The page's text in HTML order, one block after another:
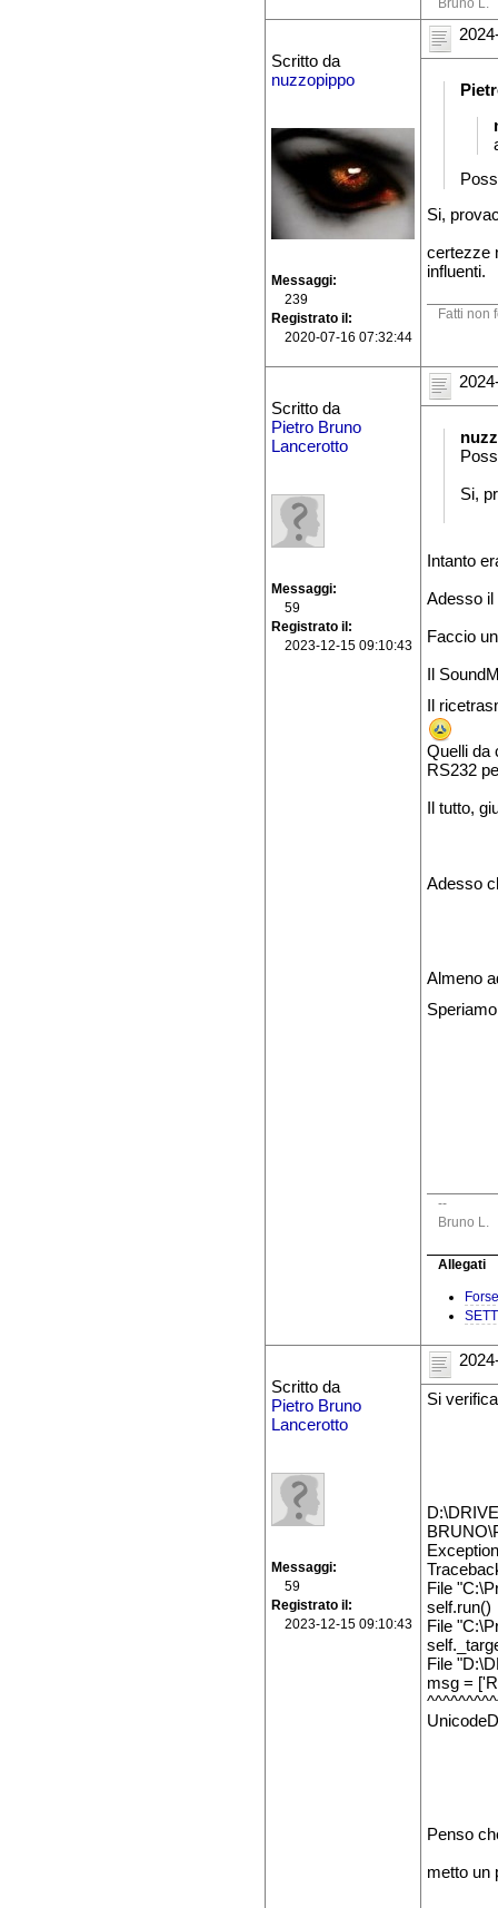
Scritto da
nuzzopippo
Messaggi
239
Registrato il
2020-07-16 07:32:44
Si,
certezze
influenti.
Fatti non
Scritto da
Pietro Bruno
Lancerotto
Messaggi
59
Registrato il
2023-12-15 09:10:43
Si,
Intanto
Adesso il
Faccio
Il
Il
Quelli da
RS232
Il tutto,
Adesso
Almeno
--
Bruno L.
Allegati
Scritto da
Pietro Bruno
Lancerotto
Messaggi
59
Registrato il
2023-12-15 09:10:43
Si
File
self.run()
File
File
msg =
Penso
metto un